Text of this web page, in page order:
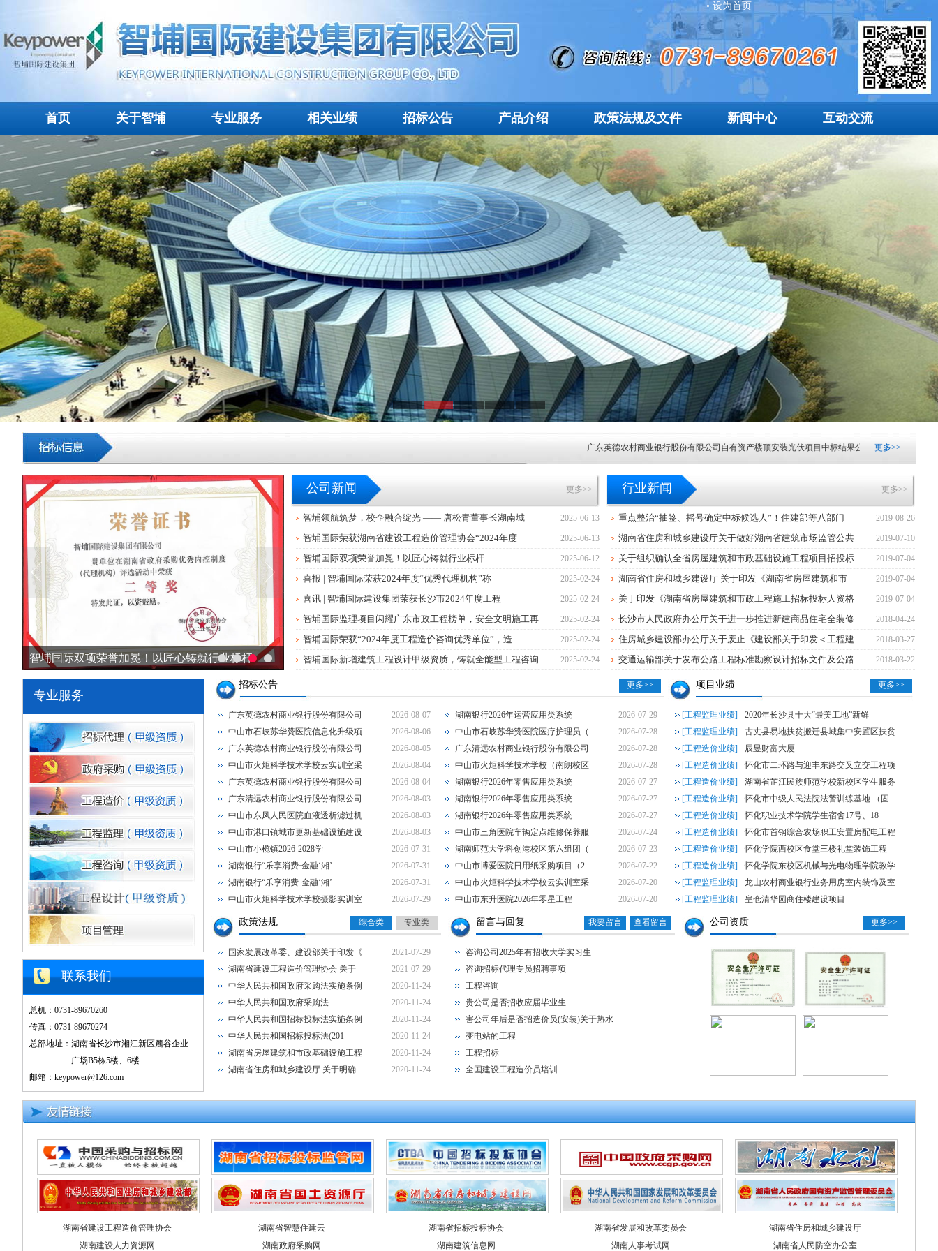
• 设为首页
首页 关于智埔 专业服务 相关业绩 招标公告 产品介绍 政策法规及文件 新闻中心 互动交流
1 3 4 5
广东英德农村商业银行股份有限公司自有资产楼顶安装光伏项目中标结果公示[2026-08-07]
广东英德农村商业银行股份有限公司纸币清分机采购项目公开招标公告 中山市火
广东清远农村商业银行股份有限公司网络中心机房IDC托管及网络设备更新改造项目（网络设备更
中山市东凤人民医院血液透析滤过机采购项目成交结果公告[2026-08-03] 中山市港口镇城市更
中山市小榄镇2026-2028学年镇属中小学配餐服务采购项目(一)中标结果公告[2026-07-31] 湖南银
湖南银行“乐享消费·金融‘湘’邀”金融消费专项活动—子项目礼品采购招标公告 [2026-07-31] 中山
湖南银行2026年运营应用类系统研发服务项目（移动营销系统研发服务项目）中标候选人公示
广东清远农村商业银行股份有限公司网络中心机房IDC托管及网络设备更新改造项目（网络设备更
中山市火炬科学技术学校（南朗校区）善贤楼一楼接待服务中心整体改造项目工程中选结果公告
湖南银行2026年零售应用类系统研发服务采购项目-自助设备管理系统功能新增需求及优化部分招标
湖南银行2026年零售应用类系统研发服务采购项目-企业微信营销系统功能新增需求及优化部分招标
更多>>
智埔国际双项荣誉加冕！以匠心铸就行业标杆
公司新闻 更多>>
智埔领航筑梦，校企融合绽光 —— 唐松青董事长湖南城 2025-06-13
智埔国际荣获湖南省建设工程造价管理协会“2024年度 2025-06-13
智埔国际双项荣誉加冕！以匠心铸就行业标杆 2025-06-12
喜报 | 智埔国际荣获2024年度“优秀代理机构”称 2025-02-24
喜讯 | 智埔国际建设集团荣获长沙市2024年度工程 2025-02-24
智埔国际监理项目闪耀广东市政工程榜单，安全文明施工再 2025-02-24
智埔国际荣获“2024年度工程造价咨询优秀单位”，造 2025-02-24
智埔国际新增建筑工程设计甲级资质，铸就全能型工程咨询 2025-02-24
行业新闻 更多>>
重点整治“抽签、摇号确定中标候选人”！住建部等八部门 2019-08-26
湖南省住房和城乡建设厅关于做好湖南省建筑市场监管公共 2019-07-10
关于组织确认全省房屋建筑和市政基础设施工程项目招投标 2019-07-04
湖南省住房和城乡建设厅 关于印发《湖南省房屋建筑和市 2019-07-04
关于印发《湖南省房屋建筑和市政工程施工招标投标人资格 2019-07-04
长沙市人民政府办公厅关于进一步推进新建商品住宅全装修 2018-04-24
住房城乡建设部办公厅关于废止《建设部关于印发＜工程建 2018-03-27
交通运输部关于发布公路工程标准勘察设计招标文件及公路 2018-03-22
专业服务
联系我们
总机：0731-89670260
传真：0731-89670274
总部地址：湖南省长沙市湘江新区麓谷企业
广场B5栋5楼、6楼
邮箱：keypower@126.com
招标公告 更多>>
广东英德农村商业银行股份有限公司
2026-08-07
中山市石岐苏华赞医院信息化升级项
2026-08-06
广东英德农村商业银行股份有限公司
2026-08-05
中山市火炬科学技术学校云实训室采
2026-08-04
广东英德农村商业银行股份有限公司
2026-08-04
广东清远农村商业银行股份有限公司
2026-08-03
中山市东凤人民医院血液透析滤过机
2026-08-03
中山市港口镇城市更新基础设施建设
2026-08-03
中山市小榄镇2026-2028学
2026-07-31
湖南银行“乐享消费·金融‘湘’
2026-07-31
湖南银行“乐享消费·金融‘湘’
2026-07-31
中山市火炬科学技术学校摄影实训室
2026-07-29
湖南银行2026年运营应用类系统
2026-07-29
中山市石岐苏华赞医院医疗护理员（
2026-07-28
广东清远农村商业银行股份有限公司
2026-07-28
中山市火炬科学技术学校（南朗校区
2026-07-28
湖南银行2026年零售应用类系统
2026-07-27
湖南银行2026年零售应用类系统
2026-07-27
湖南银行2026年零售应用类系统
2026-07-27
中山市三角医院车辆定点维修保养服
2026-07-24
湖南师范大学科创港校区第六组团（
2026-07-23
中山市博爱医院日用纸采购项目（2
2026-07-22
中山市火炬科学技术学校云实训室采
2026-07-20
中山市东升医院2026年零星工程
2026-07-20
项目业绩 更多>>
[工程监理业绩]
2020年长沙县十大“最美工地”新鲜
[工程监理业绩]
古丈县易地扶贫搬迁县城集中安置区扶贫
[工程造价业绩]
辰昱财富大厦
[工程造价业绩]
怀化市二环路与迎丰东路交叉立交工程项
[工程造价业绩]
湖南省芷江民族师范学校新校区学生服务
[工程造价业绩]
怀化市中级人民法院法警训练基地 （固
[工程造价业绩]
怀化职业技术学院学生宿舍17号、18
[工程造价业绩]
怀化市首钢综合农场职工安置房配电工程
[工程造价业绩]
怀化学院西校区食堂三楼礼堂装饰工程
[工程造价业绩]
怀化学院东校区机械与光电物理学院教学
[工程监理业绩]
龙山农村商业银行业务用房室内装饰及室
[工程监理业绩]
皇仓清华园商住楼建设项目
政策法规 综合类 专业类
国家发展改革委、建设部关于印发《
2021-07-29
湖南省建设工程造价管理协会 关于
2021-07-29
中华人民共和国政府采购法实施条例
2020-11-24
中华人民共和国政府采购法
2020-11-24
中华人民共和国招标投标法实施条例
2020-11-24
中华人民共和国招标投标法(201
2020-11-24
湖南省房屋建筑和市政基础设施工程
2020-11-24
湖南省住房和城乡建设厅 关于明确
2020-11-24
留言与回复 我要留言 查看留言
咨询公司2025年有招收大学实习生
咨询招标代理专员招聘事项
工程咨询
贵公司是否招收应届毕业生
害公司年后是否招造价员(安装)关于热水
变电站的工程
工程招标
全国建设工程造价员培训
公司资质 更多>>
湖南省建设工程造价管理协会 湖南省智慧住建云 湖南省招标投标协会 湖南省发展和改革委员会
湖南省住房和城乡建设厅
湖南建设人力资源网
湖南政府采购网 湖南建筑信息网 湖南人事考试网 湖南省人民防空办公室